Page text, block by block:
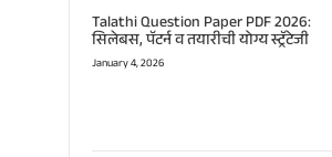
Talathi Question Paper PDF 2026:
सिलेबस, पॅटर्न व तयारीची योग्य स्ट्रॅटेजी
January 4, 2026